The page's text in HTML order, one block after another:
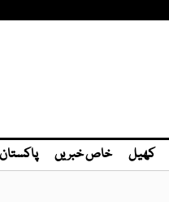
کھیل خاص خبریں پاکستان